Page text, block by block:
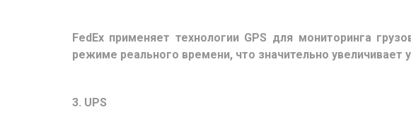
FedEx применяет технологии GPS для мониторинга
режиме реального времени, что значительно увеличивает
3. UPS